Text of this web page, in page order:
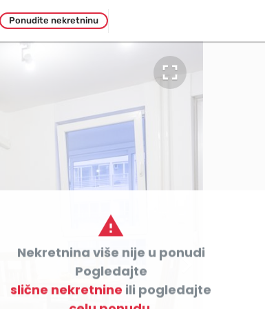
Ponudite nekretninu



Nekretnina više nije u ponudi
Pogledajte
slične nekretnine ili pogledajte